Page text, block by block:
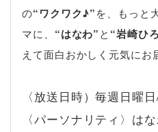
の“ワクワク♪”を、もっと
マに、 “はなわ”と “岩崎ひ
えて面白おかしく元気にお
〈放送日時）毎週日曜
〈パーソナリティ〉は